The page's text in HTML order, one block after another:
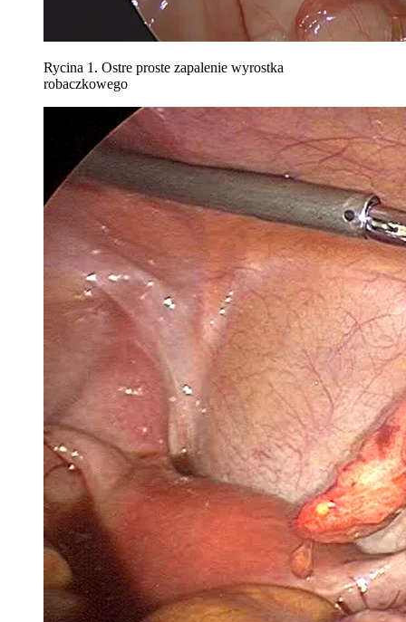
Rycina 1. Ostre proste zapalenie wyrostka
robaczkowego